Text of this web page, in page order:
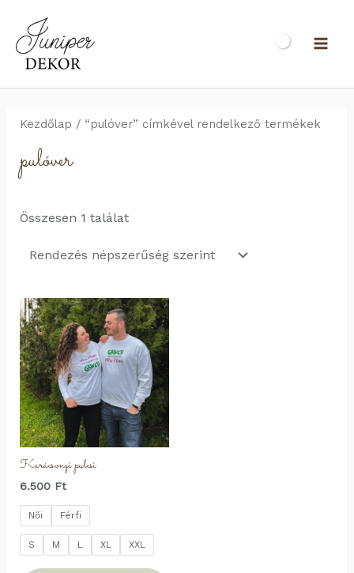
Kezdőlap / “pulóver” címkével rendelkező termékek
pulóver
Összesen 1 találat
Karácsonyi pulcsi
6.500 Ft
Női Férfi
S M L XL XXL